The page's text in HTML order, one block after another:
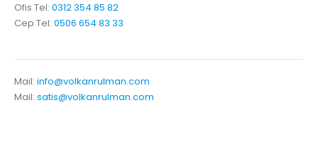
Ofis Tel: 0312 354 85 82
Cep Tel: 0506 654 83 33
Mail: info@volkanrulman.com
Mail: satis@volkanrulman.com